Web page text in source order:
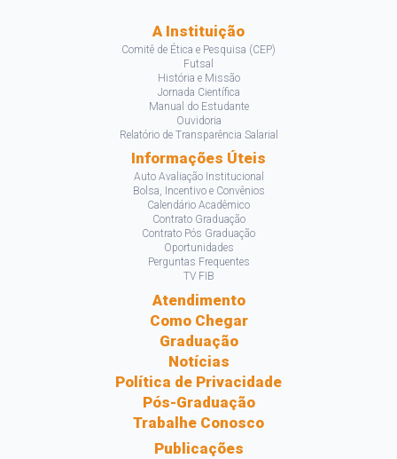
A Instituição
Comitê de Ética e Pesquisa (CEP)
Futsal
História e Missão
Jornada Científica
Manual do Estudante
Ouvidoria
Relatório de Transparência Salarial
Informações Úteis
Auto Avaliação Institucional
Bolsa, Incentivo e Convênios
Calendário Acadêmico
Contrato Graduação
Contrato Pós Graduação
Oportunidades
Perguntas Frequentes
TV FIB
Atendimento
Como Chegar
Graduação
Notícias
Política de Privacidade
Pós-Graduação
Trabalhe Conosco
Publicações